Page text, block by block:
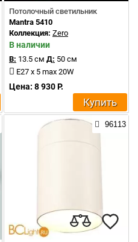
Потолочный светильник
Mantra 5410
Коллекция: Zero
В наличии
В: 13.5 см Д: 50 см
E27 x 5 max 20W
Цена: 8 930 Р.
Купить
96113